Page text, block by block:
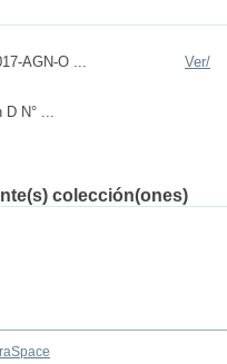
AGN-O ...
D N° ...
Ver/
colección(ones)